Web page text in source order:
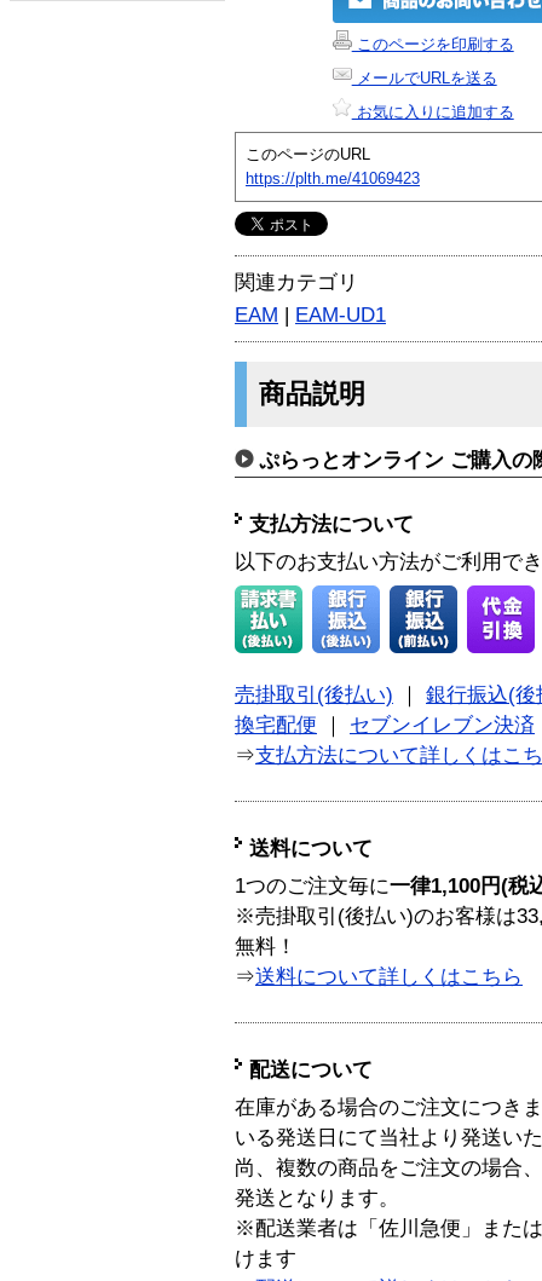
このページを印刷する
メールでURLを送る
お気に入りに追加する
このページのURL
https://plth.me/41069423
関連カテゴリ
EAM | EAM-UD1
商品説明
ぷらっとオンライン ご購入の
支払方法について
以下のお支払い方法がご利用で
売掛取引(後払い)
銀行振込(後
換宅配便
セブンイレブン決済
⇒支払方法について詳しくはこ
送料について
1つのご注文毎に一律1,100円(税
※売掛取引(後払い)のお客様は
無料！
⇒送料について詳しくはこちら
配送について
在庫がある場合のご注文につき
いる発送日にて当社より発送い
尚、複数の商品をご注文の場合
発送となります。
※配送業者は「佐川急便」また
けます